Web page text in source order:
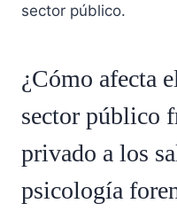
sector público.
¿Cómo afecta
sector público
privado a los
psicología